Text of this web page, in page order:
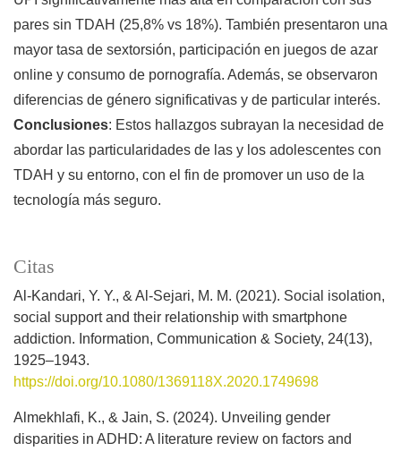
pares sin TDAH (25,8% vs 18%). También presentaron una
mayor tasa de sextorsión, participación en juegos de azar
online y consumo de pornografía. Además, se observaron
diferencias de género significativas y de particular interés.
Conclusiones: Estos hallazgos subrayan la necesidad de
abordar las particularidades de las y los adolescentes con
TDAH y su entorno, con el fin de promover un uso de la
tecnología más seguro.
Citas
Al-Kandari, Y. Y., & Al-Sejari, M. M. (2021). Social isolation,
social support and their relationship with smartphone
addiction. Information, Communication & Society, 24(13),
1925–1943.
https://doi.org/10.1080/1369118X.2020.1749698
Almekhlafi, K., & Jain, S. (2024). Unveiling gender
disparities in ADHD: A literature review on factors and